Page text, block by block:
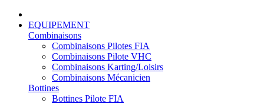
EQUIPEMENT
Combinaisons
Combinaisons Pilotes FIA
Combinaisons Pilote VHC
Combinaisons Karting/Loisirs
Combinaisons Mécanicien
Bottines
Bottines Pilote FIA